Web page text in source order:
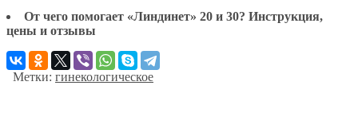
От чего помогает «Линдинет» 20 и 30? Инструкция,
цены и отзывы
Метки: гинекологическое